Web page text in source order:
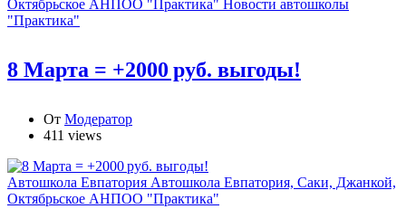
Октябрьское АНПОО "Практика" Новости автошколы
"Практика"
8 Марта = +2000 руб. выгоды!
От Модератор
411 views
Автошкола Евпатория Автошкола Евпатория, Саки, Джанкой,
Октябрьское АНПОО "Практика"